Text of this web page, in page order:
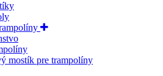
mostík pre trampolíny